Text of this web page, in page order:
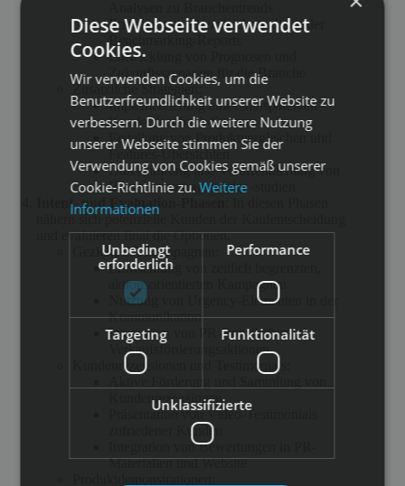
Erstellung von Vergleichsstudien oder
Benchmarking-Reports
Entwicklung von Prognosen und
Zukunftsszenarien für die Branche
Zusätzliche Strategien:
Implementierung eines transparenten
Kundenfeedback-Systems
Erstellung von Produktvergleichen und
Features-Übersichten
Durchführung und Veröffentlichung von
Branchenumfragen oder -studien
Intent- und Evaluation-Phasen
nähern sich potenzielle Kunden der Kaufentscheidung
und evaluieren final die Optionen.
Gezielte PR-Kampagnen:
Entwicklung von zeitlich begrenzten,
aktionsorientierten Kampagnen
Nutzung von Urgency-Elementen in der
Kommunikation
Integration von PR-Botschaften in
Verkaufsförderungsaktionen
Kundenrezensionen und Testimonials:
Kundenrezensionen
Präsentation von Video-Testimonials
zufriedener Kunden
Integration von Bewertungen in PR-
Materialien und Website
Diese Webseite verwendet
Cookies.
Wir verwenden Cookies, um die
Benutzerfreundlichkeit unserer Website zu
verbessern. Durch die weitere Nutzung
unserer Webseite stimmen Sie der
Verwendung von Cookies gemäß unserer
Cookie-Richtlinie zu.Weitere
Informationen
Unbedingt
erforderlich
Performance
Targeting Funktionalität
Unklassifizierte